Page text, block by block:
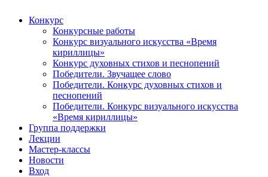
Конкурс
Конкурсные работы
Конкурс визуального искусства «Время
кириллицы»
Конкурс духовных стихов и песнопений
Победители. Звучащее слово
Победители. Конкурс духовных стихов и
песнопений
Победители. Конкурс визуального искусства
«Время кириллицы»
Группа поддержки
Лекции
Мастер-классы
Новости
Вход